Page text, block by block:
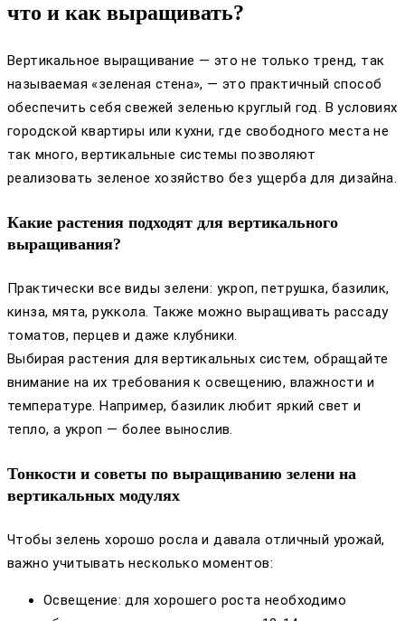
что и как выращивать?
Вертикальное выращивание — это не только тренд, так
называемая «зеленая стена», — это практичный способ
обеспечить себя свежей зеленью круглый год. В условиях
городской квартиры или кухни, где свободного места не
так много, вертикальные системы позволяют
реализовать зеленое хозяйство без ущерба для дизайна.
Какие растения подходят для вертикального
выращивания?
Практически все виды зелени: укроп, петрушка, базилик,
кинза, мята, руккола. Также можно выращивать рассаду
томатов, перцев и даже клубники.
Выбирая растения для вертикальных систем, обращайте
внимание на их требования к освещению, влажности и
температуре. Например, базилик любит яркий свет и
тепло, а укроп — более вынослив.
Тонкости и советы по выращиванию зелени на
вертикальных модулях
Чтобы зелень хорошо росла и давала отличный урожай,
важно учитывать несколько моментов:
Освещение: для хорошего роста необходимо